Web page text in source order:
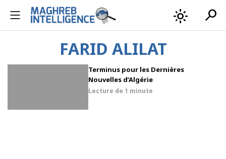
light_mode search
FARID ALILAT
Terminus pour les Dernières
Nouvelles d’Algérie
Lecture de 1 minute